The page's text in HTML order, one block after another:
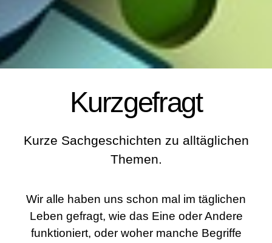
Kurzgefragt
Kurze Sachgeschichten zu alltäglichen
Themen.
Wir alle haben uns schon mal im täglichen
Leben gefragt, wie das Eine oder Andere
funktioniert, oder woher manche Begriffe